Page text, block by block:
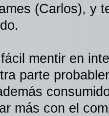
(Carlos), y
mentir en
parte
más con el